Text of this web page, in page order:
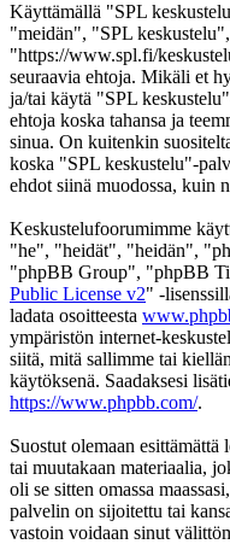
Käyttämällä "SPL
"meidän", "SPL keskustelu",
"https://www.spl.fi/
seuraavia ehtoja. Mikäli et
ja/tai käytä "SPL
ehtoja koska tahansa ja
sinua. On kuitenkin
koska "SPL keskustelu"-
ehdot siinä muodossa, kuin
Keskustelufoorumimme
"he", "heidät", "heidän",
"phpBB Group", "phpBB
Public License v2" -
ladata osoitteesta
ympäristön internet-
siitä, mitä sallimme tai
käytöksenä. Saadaksesi
https://www.phpbb.com/.
Suostut olemaan
tai muutakaan materiaalia,
oli se sitten omassa
palvelin on sijoitettu tai
vastoin voidaan sinut